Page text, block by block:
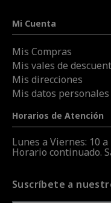
Mi Cuenta
Mis Compras
Mis vales de
Mis direcciones
Mis datos personales
Horarios de Atención
Lunes a Viernes: 10 a
Horario continuado.
Suscríbete a